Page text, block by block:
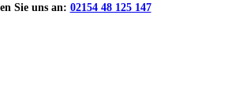
Sie uns an: 02154 48 125 147